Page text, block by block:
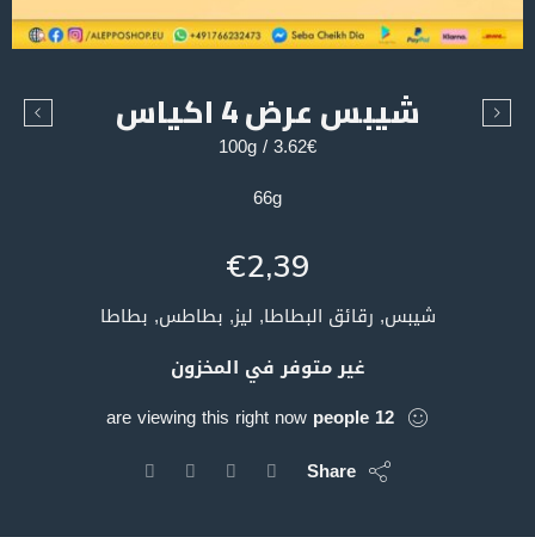
شيبس عرض 4 اكياس
3.62€ / 100g
66g
€2,39
شيبس, رقائق البطاطا, ليز, بطاطس, بطاطا
غير متوفر في المخزون
12
people
are viewing this right now
Share